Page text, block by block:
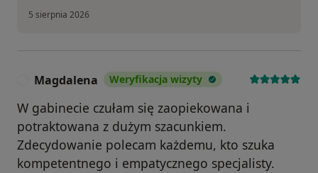
5 sierpnia 2026
Magdalena Weryfikacja wizyty
W gabinecie czułam się zaopiekowana i
potraktowana z dużym szacunkiem.
Zdecydowanie polecam każdemu, kto szuka
kompetentnego i empatycznego specjalisty.